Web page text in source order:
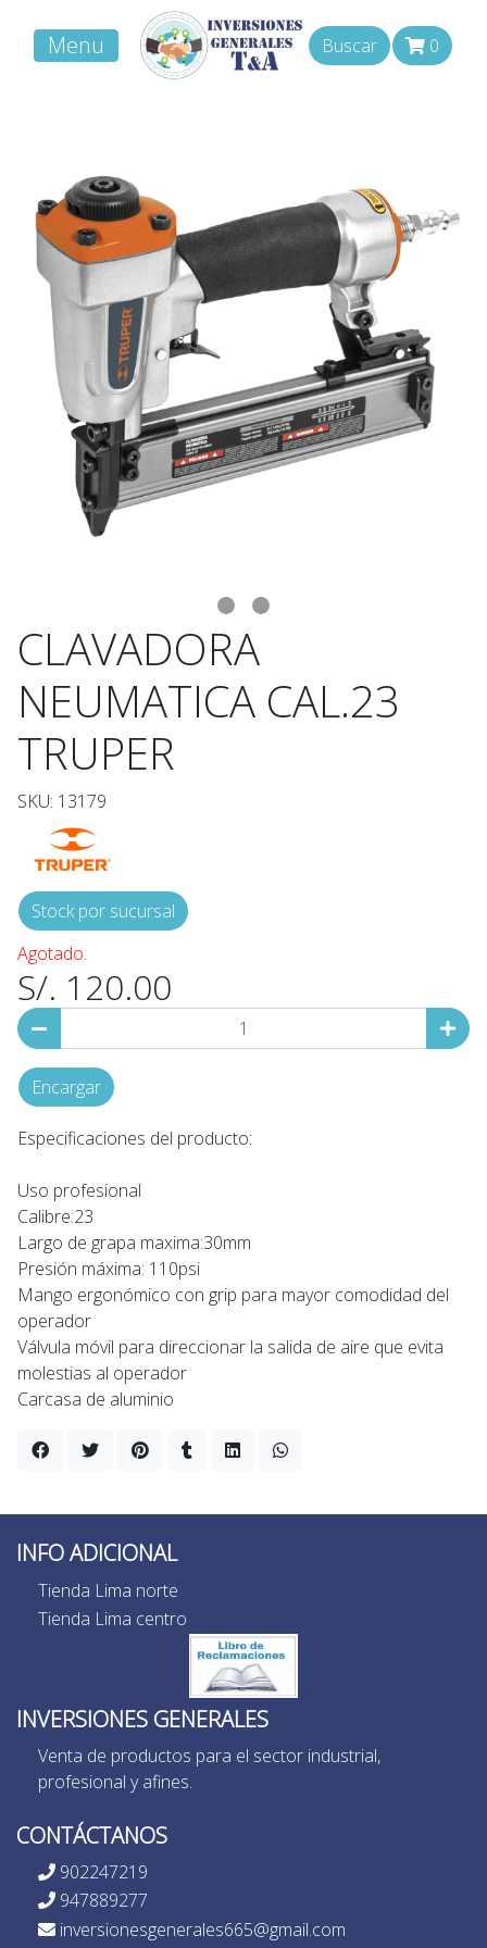
Menu Buscar 0
CLAVADORA
NEUMATICA CAL.23
TRUPER
SKU: 13179
Stock por sucursal
Agotado.
S/. 120.00
Encargar
Especificaciones del producto:
Uso profesional
Calibre:23
Largo de grapa maxima:30mm
Presión máxima: 110psi
Mango ergonómico con grip para mayor comodidad del
operador
Válvula móvil para direccionar la salida de aire que evita
molestias al operador
Carcasa de aluminio
INFO ADICIONAL
Tienda Lima norte
Tienda Lima centro
INVERSIONES GENERALES
Venta de productos para el sector industrial,
profesional y afines.
CONTÁCTANOS
902247219
947889277
inversionesgenerales665@gmail.com